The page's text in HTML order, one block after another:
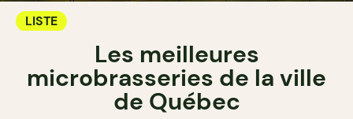
LISTE
Les meilleures
microbrasseries de la ville
de Québec